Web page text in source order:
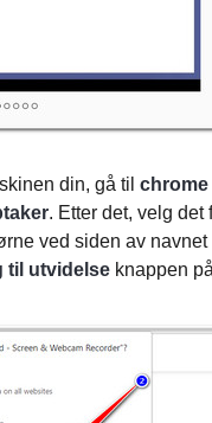
din, gå til
. Etter det, velg
ved siden av
til utvidelse knappen